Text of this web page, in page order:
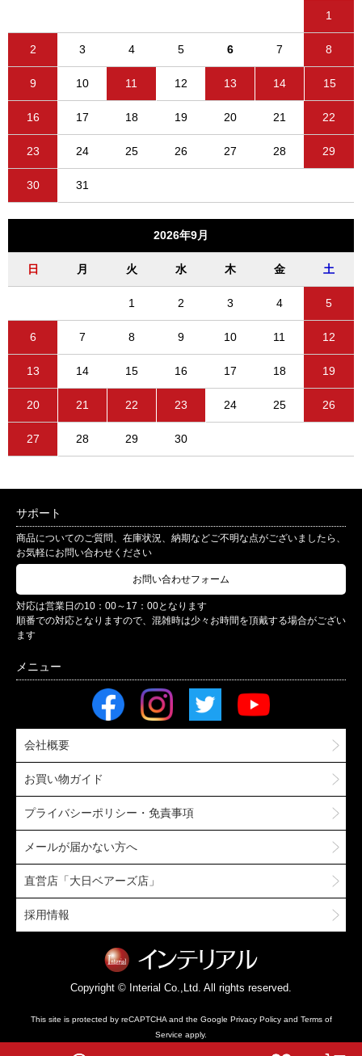
1
2 3 4 5 6 7 8
9 10 11 12 13 14 15
16 17 18 19 20 21 22
23 24 25 26 27 28 29
30 31
2026年9月
日 月 火 水 木 金 土
1 2 3 4 5
6 7 8 9 10 11 12
13 14 15 16 17 18 19
20 21 22 23 24 25 26
27 28 29 30
サポート
商品についてのご質問、在庫状況、納期などご不明な点がございましたら、
お気軽にお問い合わせください
お問い合わせフォーム
対応は営業日の10：00～17：00となります
順番での対応となりますので、混雑時は少々お時間を頂戴する場合がござい
ます
会社概要
お買い物ガイド
プライバシーポリシー・免責事項
メールが届かない方へ
直営店「大日ベアーズ店」
採用情報
Copyright © Interial Co.,Ltd. All rights reserved.
This site is protected by reCAPTCHA and the Google Privacy Policyand Terms of
Service apply.